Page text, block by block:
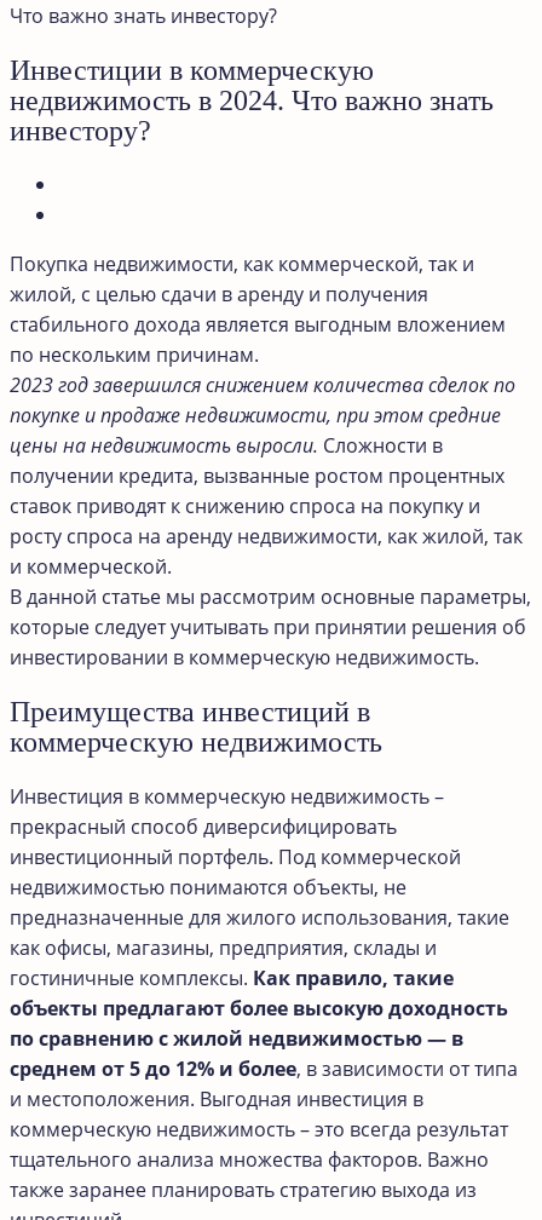
Что важно знать инвестору?
Инвестиции в коммерческую
недвижимость в 2024. Что важно знать
инвестору?
Покупка недвижимости, как коммерческой, так и
жилой, с целью сдачи в аренду и получения
стабильного дохода является выгодным вложением
по нескольким причинам.
2023 год завершился снижением количества сделок по
покупке и продаже недвижимости, при этом средние
цены на недвижимость выросли. Сложности в
получении кредита, вызванные ростом процентных
ставок приводят к снижению спроса на покупку и
росту спроса на аренду недвижимости, как жилой, так
и коммерческой.
В данной статье мы рассмотрим основные параметры,
которые следует учитывать при принятии решения об
инвестировании в коммерческую недвижимость.
Преимущества инвестиций в
коммерческую недвижимость
Инвестиция в коммерческую недвижимость –
прекрасный способ диверсифицировать
инвестиционный портфель. Под коммерческой
недвижимостью понимаются объекты, не
предназначенные для жилого использования, такие
как офисы, магазины, предприятия, склады и
гостиничные комплексы. Как правило, такие
объекты предлагают более высокую доходность
по сравнению с жилой недвижимостью — в
среднем от 5 до 12% и более, в зависимости от типа
и местоположения. Выгодная инвестиция в
коммерческую недвижимость – это всегда результат
тщательного анализа множества факторов. Важно
также заранее планировать стратегию выхода из